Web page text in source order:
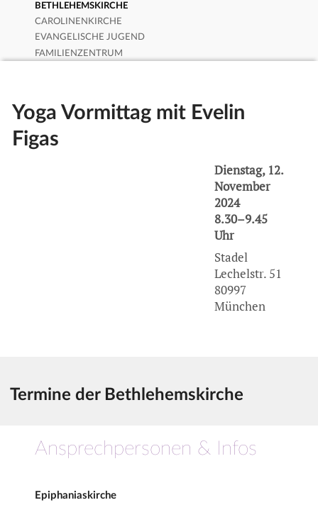
BETHLEHEMSKIRCHE
CAROLINENKIRCHE
EVANGELISCHE JUGEND
FAMILIENZENTRUM
Yoga Vormittag mit Evelin
Figas
Dienstag, 12.
November
2024
8.30–9.45
Uhr
Stadel
Lechelstr. 51
80997
München
Termine der Bethlehemskirche
Ansprechpersonen & Infos
Epiphaniaskirche